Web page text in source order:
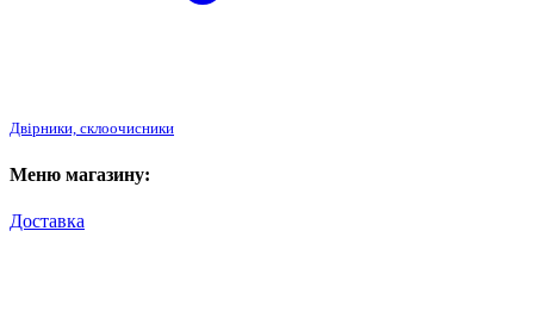
Двірники, склоочисники
Меню магазину:
Доставка